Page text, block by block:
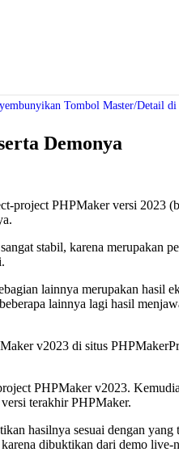
Tombol Master/Detail
Demonya
project PHPMaker versi 2023
stabil, karena merupakan
lainnya merupakan hasil
lainnya lagi hasil
v2023 di situs
PHPMaker v2023.
terakhir PHPMaker.
hasilnya sesuai dengan
dibuktikan dari demo live-